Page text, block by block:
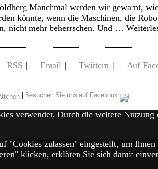
Manchmal werden wir gewarnt,
könnte, wenn die Maschinen, die
nicht mehr beherrschen. Und …
RSS | Email | Twittern | Auf
| Besuchen Sie uns auf Facebook
verwendet. Durch die weitere
"Cookies zulassen" eingestellt, um
klicken, erklären Sie sich damit